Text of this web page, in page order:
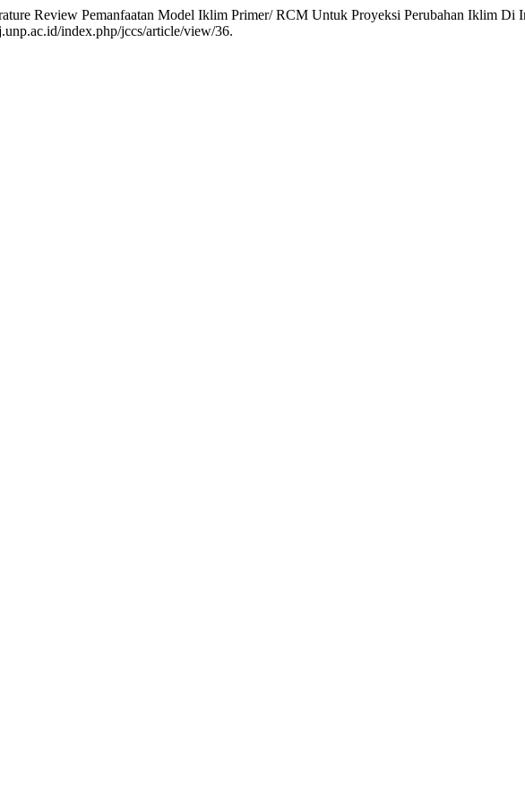
Review Pemanfaatan Model Iklim Primer/ RCM Untuk Proyeksi Perubahan Iklim Di
index.php/jccs/article/view/36.